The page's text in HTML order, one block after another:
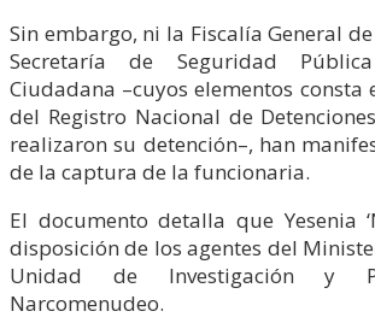
Sin embargo, ni la Fiscalía General
Secretaría de Seguridad
Ciudadana –cuyos elementos consta
del Registro Nacional de
realizaron su detención–, han
de la captura de la funcionaria.
El documento detalla que Yesenia
disposición de los agentes del
Unidad de Investigación y
Narcomenudeo.